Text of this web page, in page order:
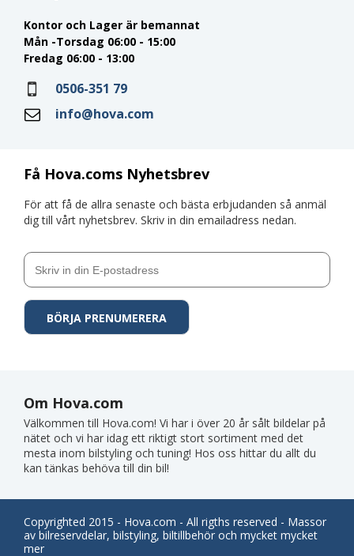
Få Hova.coms Nyhetsbrev
För att få de allra senaste och bästa erbjudanden så anmäl
dig till vårt nyhetsbrev. Skriv in din emailadress nedan.
Kontor och Lager är bemannat
Mån -Torsdag 06:00 - 15:00
Fredag 06:00 - 13:00
0506-351 79
info@hova.com
Om Hova.com
Välkommen till Hova.com! Vi har i över 20 år sålt bildelar på
nätet och vi har idag ett riktigt stort sortiment med det
mesta inom bilstyling och tuning! Hos oss hittar du allt du
kan tänkas behöva till din bil!
Copyrighted 2015 - Hova.com - All rigths reserved - Massor
av bilreservdelar, bilstyling, biltillbehör och mycket mycket
mer